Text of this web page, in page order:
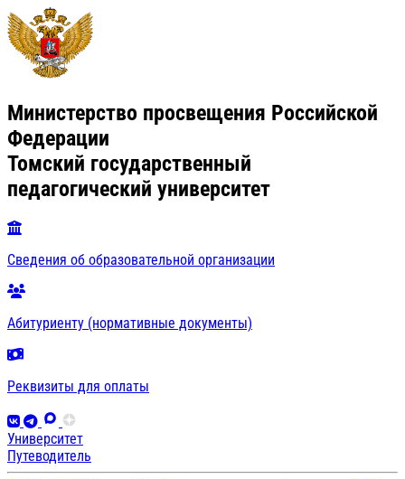
Министерство просвещения Российской
Федерации
Томский государственный
педагогический университет
Сведения об образовательной организации
Абитуриенту (нормативные документы)
Реквизиты для оплаты
Университет
Путеводитель